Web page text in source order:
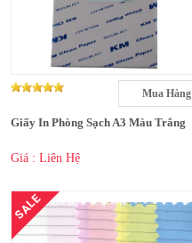
Mua Hàng
Giấy In Phòng Sạch A3 Màu Trắng
Giá : Liên Hệ
SALE